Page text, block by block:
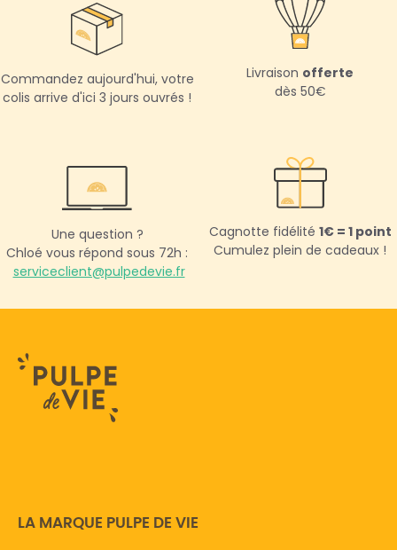
Commandez aujourd'hui, votre
colis arrive d'ici 3 jours ouvrés !
Livraison offerte
dès 50€
Une question ?
Chloé vous répond sous 72h :
serviceclient@pulpedevie.fr
Cagnotte fidélité 1€ = 1 point
Cumulez plein de cadeaux !
LA MARQUE PULPE DE VIE